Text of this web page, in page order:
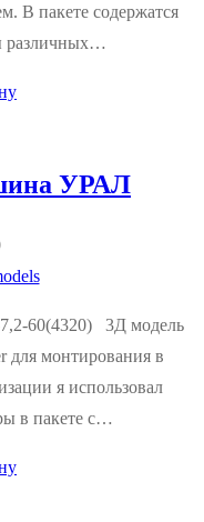
В пакете содержатся
различных…
УРАЛ
60(4320) 3Д модель
для монтирования в
я использовал
в пакете с…